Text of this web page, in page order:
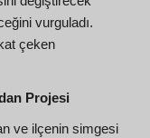
vurguladı.
çeken
Projesi
ve ilçenin simgesi